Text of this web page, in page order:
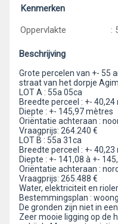
Kenmerken
Oppervlakte
:
Beschrijving
Grote percelen van +- 55
straat van het dorpje
LOT A : 55a 05ca
Breedte perceel : +-
Diepte : +- 145,97 mètres
Oriëntatie achteraan :
Vraagprijs: 264.240 €
LOT B : 55a 31ca
Breedte perceel : +-
Diepte : +- 141,08 à +-
Oriëntatie achteraan :
Vraagprijs: 265.488 €
Water, elektriciteit en
Bestemmingsplan :
De gronden zijn niet in
Zeer mooie ligging op de